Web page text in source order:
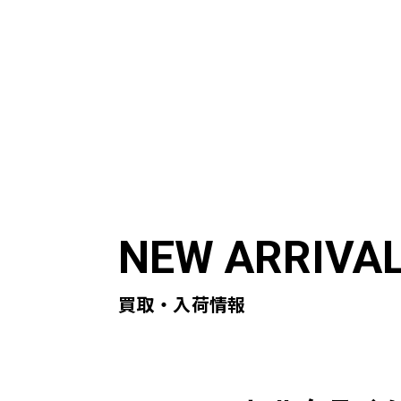
買取・入荷情報